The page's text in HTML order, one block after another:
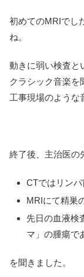
初めてのMRIでし
ね。
動きに弱い検査と
クラシック音楽を
工事現場のような
終了後、主治医の
CTではリン
MRIにて精巣
先日の血液検
マ」の腫瘍で
を聞きました。